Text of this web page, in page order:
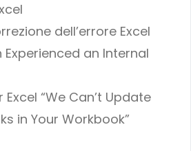
dell’errore Excel
Experienced an Internal
“We Can’t Update
in Your Workbook”